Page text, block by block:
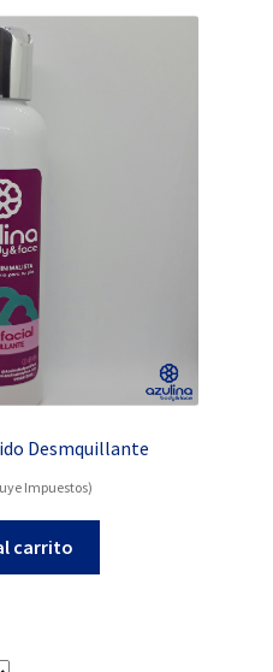
Desmquillante
Impuestos)
carrito